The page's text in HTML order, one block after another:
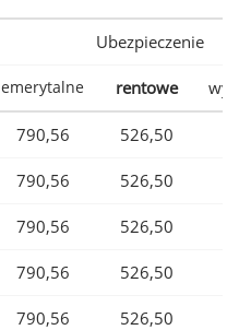
Ubezpieczenie
emerytalne rentowe
790,56 526,50
790,56 526,50
790,56 526,50
790,56 526,50
790,56 526,50